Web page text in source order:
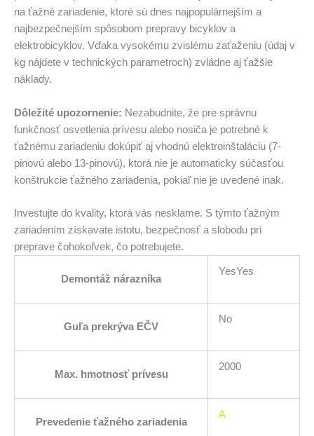
na ťažné zariadenie, ktoré sú dnes najpopulárnejším a
najbezpečnejším spôsobom prepravy bicyklov a
elektrobicyklov. Vďaka vysokému zvislému zaťaženiu (údaj v
kg nájdete v technických parametroch) zvládne aj ťažšie
náklady.
Dôležité upozornenie: Nezabudnite, že pre správnu
funkčnosť osvetlenia prívesu alebo nosiča je potrebné k
ťažnému zariadeniu dokúpiť aj vhodnú elektroinštaláciu (7-
pinovú alebo 13-pinovú), ktorá nie je automaticky súčasťou
konštrukcie ťažného zariadenia, pokiaľ nie je uvedené inak.
Investujte do kvality, ktorá vás nesklame. S týmto ťažným
zariadením získavate istotu, bezpečnosť a slobodu pri
preprave čohokoľvek, čo potrebujete.
Demontáž nárazníka
YesYes
Guľa prekrýva EČV
No
Max. hmotnosť prívesu
2000
Prevedenie ťažného zariadenia
A